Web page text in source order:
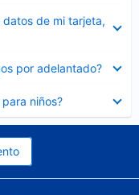
de mi tarjeta,
por adelantado?
niños?